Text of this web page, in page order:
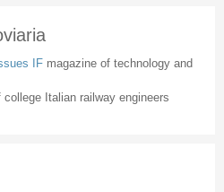
IF magazine of technology and
Italian railway engineers